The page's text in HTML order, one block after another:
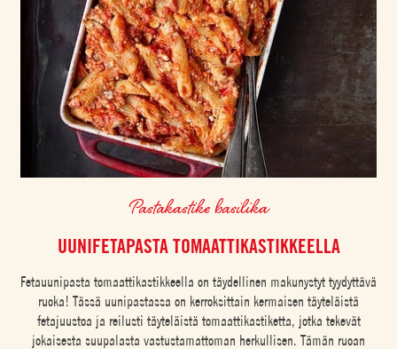
Pastakastike basilika
UUNIFETAPASTA TOMAATTIKASTIKKEELLA
Fetauunipasta tomaattikastikkeella on täydellinen makunystyt tyydyttävä
ruoka! Tässä uunipastassa on kerroksittain kermaisen täyteläistä
fetajuustoa ja reilusti täyteläistä tomaattikastiketta, jotka tekevät
jokaisesta suupalasta vastustamattoman herkullisen. Tämän ruoan